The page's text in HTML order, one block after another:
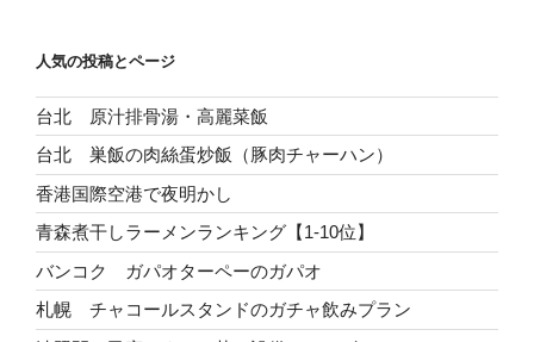
人気の投稿とページ
台北 原汁排骨湯・高麗菜飯
台北 巣飯の肉絲蛋炒飯（豚肉チャーハン）
香港国際空港で夜明かし
青森煮干しラーメンランキング【1-10位】
バンコク ガパオターペーのガパオ
札幌 チャコールスタンドのガチャ飲みプラン